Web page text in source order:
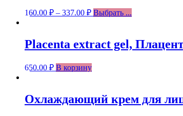
160.00 ₽ – 337.00 ₽ Выбрать ...
Placenta extract gel,
650.00 ₽ В корзину
Охлаждающий крем для